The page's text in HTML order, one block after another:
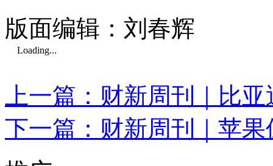
版面编辑：刘春辉
Loading...
上一篇：财新周刊｜比
下一篇：财新周刊｜苹果